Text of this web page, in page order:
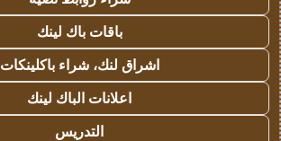
باقات باك لينك
اشراق لنك، شراء باكلينكات
اعلانات الباك لينك
التدريس